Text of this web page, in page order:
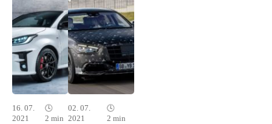
16. 07.
2021
🕓
2 min
02. 07.
2021
🕓
2 min